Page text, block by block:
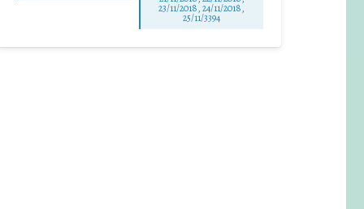
23/11/2018, 24/11/2018,
25/11/3394